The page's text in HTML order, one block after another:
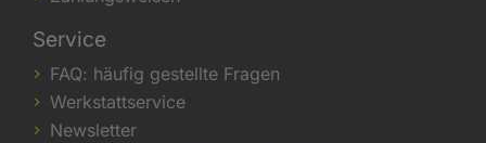
Service
FAQ: häufig gestellte Fragen
Werkstattservice
Newsletter